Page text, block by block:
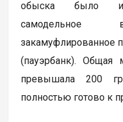
обыска было
самодельное
закамуфлированное
(пауэрбанк). Общая
превышала 200
полностью готово к